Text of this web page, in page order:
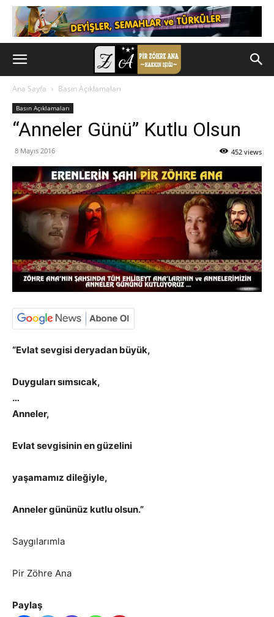
Ana Sayfa Basın Açıklamaları
Basın Açıklamaları
“Anneler Günü” Kutlu Olsun
8 Mayıs 2016 452 views
“Evlat sevgisi deryadan büyük,
Duyguları sımsıcak,
…
Anneler,
Evlat sevgisinin en güzelini
yaşamamız dileğiyle,
Anneler gününüz kutlu olsun.”
Saygılarımla
Pir Zöhre Ana
Paylaş